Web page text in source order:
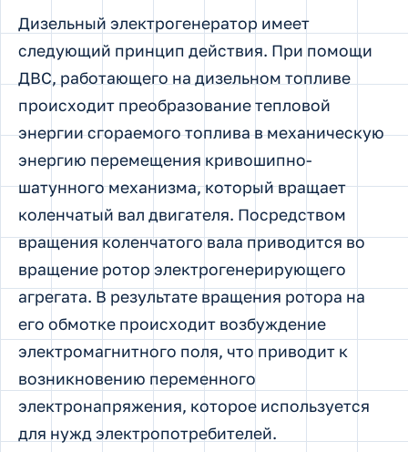
Дизельный электрогенератор имеет
следующий принцип действия. При помощи
ДВС, работающего на дизельном топливе
происходит преобразование тепловой
энергии сгораемого топлива в механическую
энергию перемещения кривошипно-
шатунного механизма, который вращает
коленчатый вал двигателя. Посредством
вращения коленчатого вала приводится во
вращение ротор электрогенерирующего
агрегата. В результате вращения ротора на
его обмотке происходит возбуждение
электромагнитного поля, что приводит к
возникновению переменного
электронапряжения, которое используется
для нужд электропотребителей.